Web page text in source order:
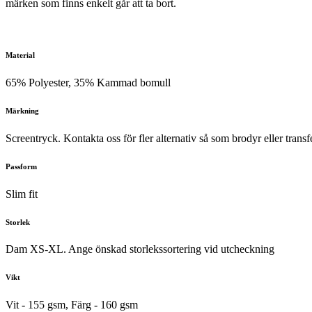
märken som finns enkelt går att ta bort.
Material
65% Polyester, 35% Kammad bomull
Märkning
Screentryck. Kontakta oss för fler alternativ så som brodyr eller
Passform
Slim fit
Storlek
Dam XS-XL. Ange önskad storlekssortering vid utcheckning
Vikt
Vit - 155 gsm, Färg - 160 gsm